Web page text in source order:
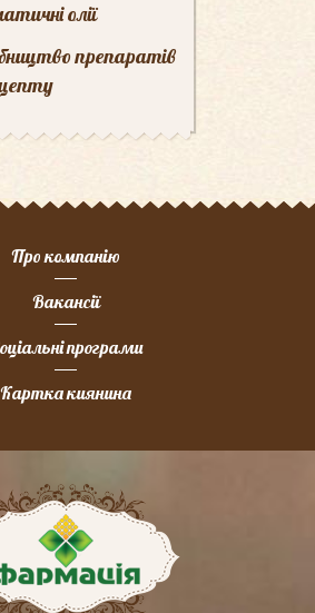
олії
препаратів
Про компанію
Вакансії
програми
Картка киянина